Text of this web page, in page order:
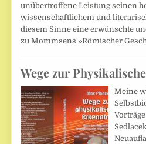
unübertroffene Leistung seinen
wissenschaftlichem und
diesem Sinne eine erwünschte
zu Mommsens »Römischer
Wege zur
Meine